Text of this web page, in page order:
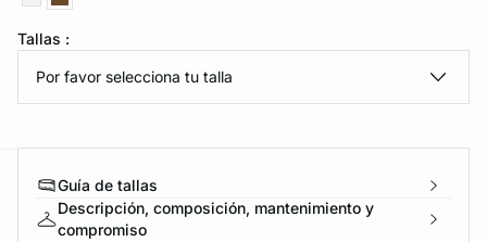
DE PANTIES
Tallas :
Por favor selecciona tu talla
Guía de tallas
Descripción, composición, mantenimiento y
compromiso